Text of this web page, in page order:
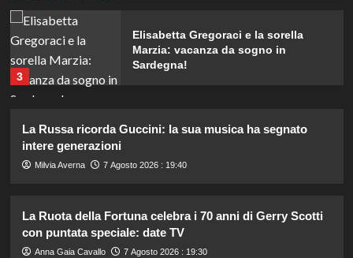
3
Elisabetta Gregoraci e la sorella
Marzia: vacanza da sogno in
Sardegna!
4
Bella Thorne rivela i segreti nascosti
5
sogno con le amiche prima del
matrimonio con Damiano David.
La Russa ricorda Guccini: la sua musica ha segnato
intere generazioni
Milvia Averna 7 Agosto 2026 : 19:40
La Ruota della Fortuna celebra i 70 anni di Gerry Scotti
con puntata speciale: date TV
Anna Gaia Cavallo 7 Agosto 2026 : 19:30